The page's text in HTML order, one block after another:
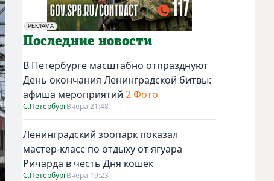
РЕКЛАМА
Социальная реклама
Последние новости
В Петербурге масштабно отпразднуют
День окончания Ленинградской битвы:
афиша мероприятий 2 Фото
С.ПетербургВчера 21:48
Ленинградский зоопарк показал
мастер-класс по отдыху от ягуара
Ричарда в честь Дня кошек
С.ПетербургВчера 19:23